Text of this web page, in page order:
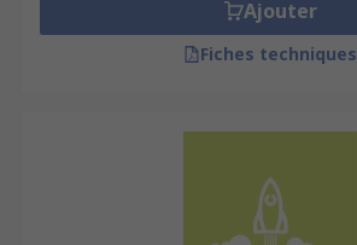
Ajouter
Fiches techniques